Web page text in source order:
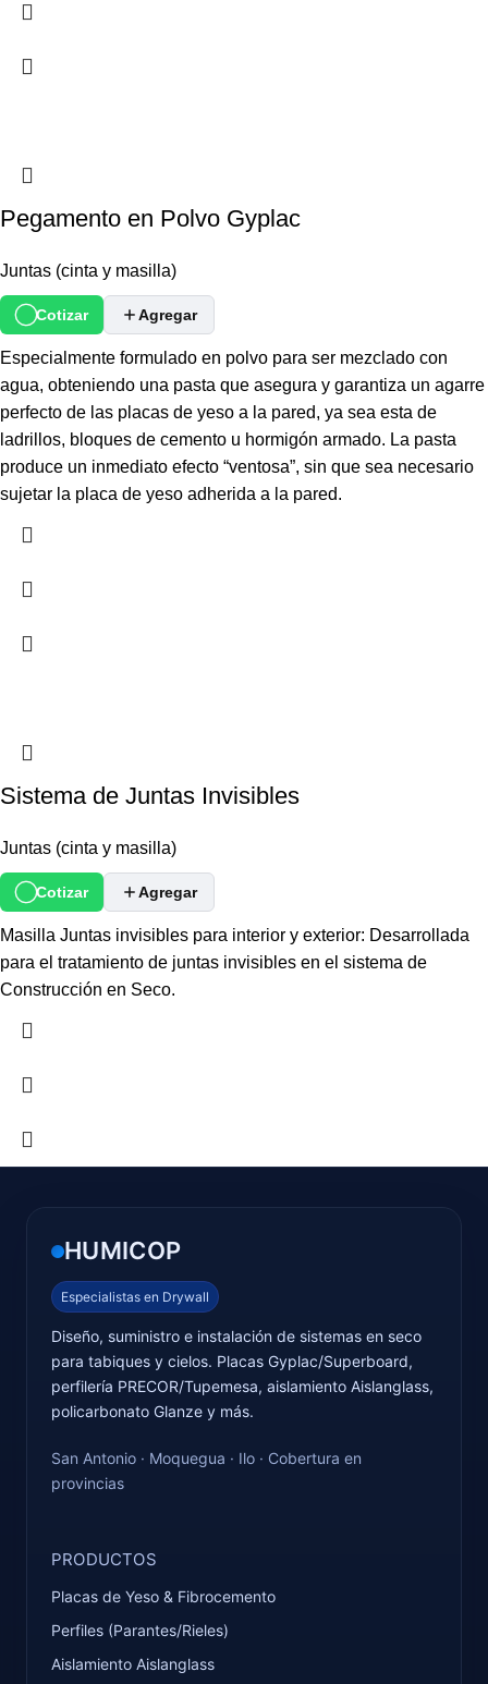
Pegamento en Polvo Gyplac
Juntas (cinta y masilla)
Cotizar Agregar
Especialmente formulado en polvo para ser mezclado con
agua, obteniendo una pasta que asegura y garantiza un agarre
perfecto de las placas de yeso a la pared, ya sea esta de
ladrillos, bloques de cemento u hormigón armado. La pasta
produce un inmediato efecto “ventosa”, sin que sea necesario
sujetar la placa de yeso adherida a la pared.
Sistema de Juntas Invisibles
Juntas (cinta y masilla)
Cotizar Agregar
Masilla Juntas invisibles para interior y exterior: Desarrollada
para el tratamiento de juntas invisibles en el sistema de
Construcción en Seco.
HUMICOP
Especialistas en Drywall
Diseño, suministro e instalación de sistemas en seco
para tabiques y cielos. Placas Gyplac/Superboard,
perfilería PRECOR/Tupemesa, aislamiento Aislanglass,
policarbonato Glanze y más.
San Antonio · Moquegua · Ilo · Cobertura en
provincias
PRODUCTOS
Placas de Yeso & Fibrocemento
Perfiles (Parantes/Rieles)
Aislamiento Aislanglass